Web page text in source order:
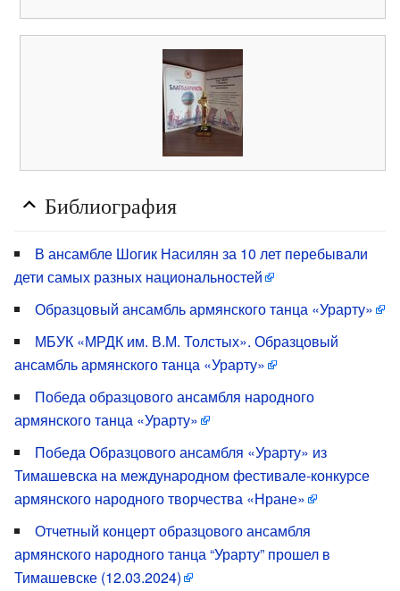
Библиография
В ансамбле Шогик Насилян за 10 лет перебывали
дети самых разных национальностей
Образцовый ансамбль армянского танца «Урарту»
МБУК «МРДК им. В.М. Толстых». Образцовый
ансамбль армянского танца «Урарту»
Победа образцового ансамбля народного
армянского танца «Урарту»
Победа Образцового ансамбля «Урарту» из
Тимашевска на международном фестивале-конкурсе
армянского народного творчества «Нране»
Отчетный концерт образцового ансамбля
армянского народного танца “Урарту” прошел в
Тимашевске (12.03.2024)